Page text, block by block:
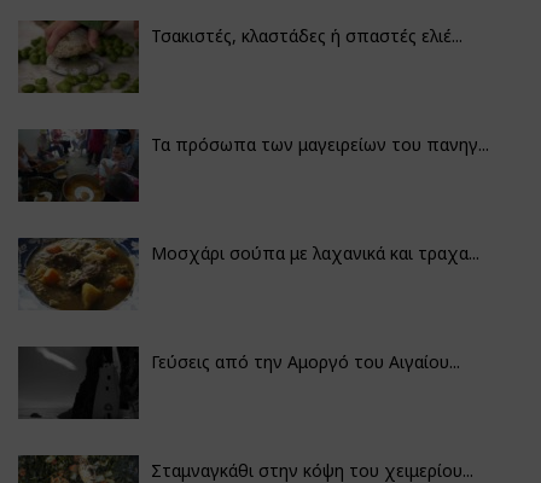
Τσακιστές, κλαστάδες ή σπαστές ελιέ...
Τα πρόσωπα των μαγειρείων του πανηγ...
Μοσχάρι σούπα με λαχανικά και τραχα...
Γεύσεις από την Αμοργό του Αιγαίου...
Σταμναγκάθι στην κόψη του χειμερίου...